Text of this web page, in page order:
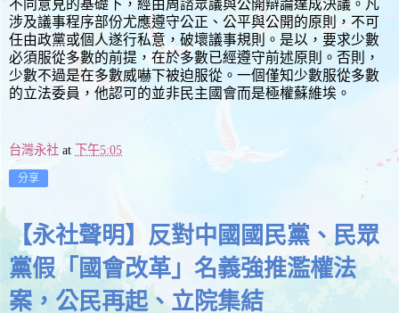
不同意見的基礎下，經由周諮眾議與公開辯論達成決議。凡
涉及議事程序部份尤應遵守公正、公平與公開的原則，不可
任由政黨或個人遂行私意，破壞議事規則。是以，要求少數
必須服從多數的前提，在於多數已經遵守前述原則。否則，
少數不過是在多數威嚇下被迫服從。一個僅知少數服從多數
的立法委員，他認可的並非民主國會而是極權蘇維埃。
台灣永社 at 下午5:05
分享
【永社聲明】反對中國國民黨、民眾
黨假「國會改革」名義強推濫權法
案，公民再起、立院集結